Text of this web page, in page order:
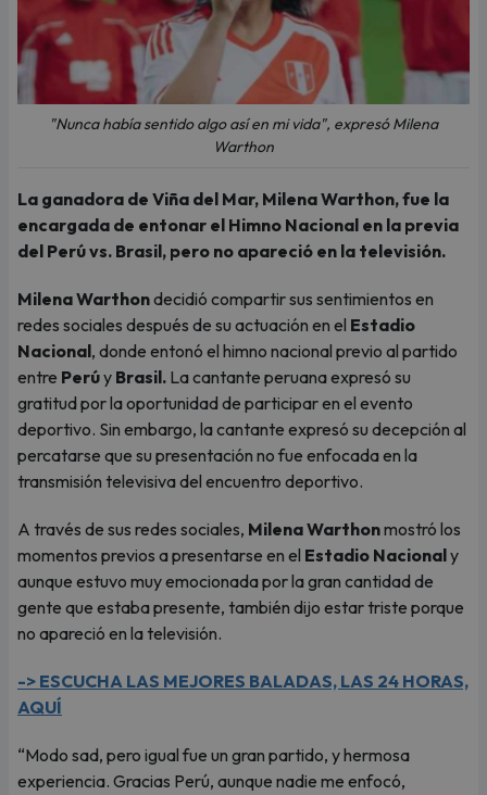
"Nunca había sentido algo así en mi vida", expresó Milena
Warthon
La ganadora de Viña del Mar, Milena Warthon, fue la
encargada de entonar el Himno Nacional en la previa
del Perú vs. Brasil, pero no apareció en la televisión.
Milena Warthondecidió compartir sus sentimientos en
redes sociales después de su actuación en el Estadio
Nacional, donde entonó el himno nacional previo al partido
entre Perúy Brasil. La cantante peruana expresó su
gratitud por la oportunidad de participar en el evento
deportivo. Sin embargo, la cantante expresó su decepción al
percatarse que su presentación no fue enfocada en la
transmisión televisiva del encuentro deportivo.
A través de sus redes sociales, Milena Warthonmostró los
momentos previos a presentarse en el Estadio Nacionaly
aunque estuvo muy emocionada por la gran cantidad de
gente que estaba presente, también dijo estar triste porque
no apareció en la televisión.
-> ESCUCHA LAS MEJORES BALADAS, LAS 24 HORAS,
AQUÍ
“Modo sad, pero igual fue un gran partido, y hermosa
experiencia. Gracias Perú, aunque nadie me enfocó,